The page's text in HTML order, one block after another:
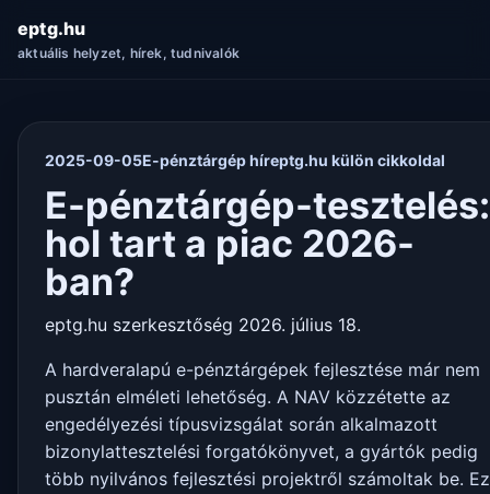
eptg.hu
aktuális helyzet, hírek, tudnivalók
2025-09-05E-pénztárgép híreptg.hu külön cikkoldal
E-pénztárgép-tesztelés:
hol tart a piac 2026-
ban?
eptg.hu szerkesztőség 2026. július 18.
A hardveralapú e-pénztárgépek fejlesztése már nem
pusztán elméleti lehetőség. A NAV közzétette az
engedélyezési típusvizsgálat során alkalmazott
bizonylattesztelési forgatókönyvet, a gyártók pedig
több nyilvános fejlesztési projektről számoltak be. Ez